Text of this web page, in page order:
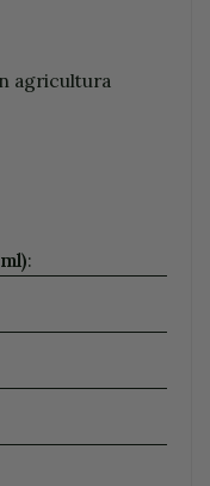
agricultura
: